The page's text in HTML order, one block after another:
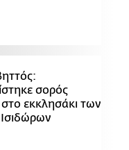
σορός
εκκλησάκι των